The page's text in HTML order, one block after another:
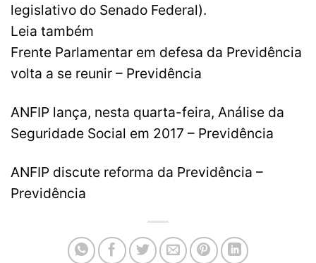
legislativo do Senado Federal).
Leia também
Frente Parlamentar em defesa da Previdência
volta a se reunir – Previdência
ANFIP lança, nesta quarta-feira, Análise da
Seguridade Social em 2017 – Previdência
ANFIP discute reforma da Previdência –
Previdência